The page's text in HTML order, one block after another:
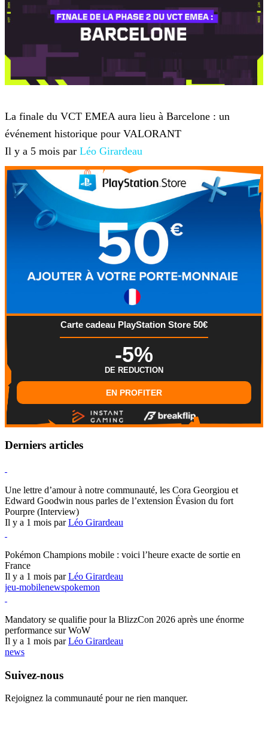
La finale du VCT EMEA aura lieu à Barcelone : un
événement historique pour VALORANT
Il y a 5 mois par Léo Girardeau
Carte cadeau PlayStation Store 50€
-5%
DE REDUCTION
EN PROFITER
Derniers articles
Une lettre d’amour à notre communauté, les Cora Georgiou et
Edward Goodwin nous parles de l’extension Évasion du fort
Pourpre (Interview)
Il y a 1 mois parLéo Girardeau
Pokémon Champions mobile : voici l’heure exacte de sortie en
France
Il y a 1 mois parLéo Girardeau
jeu-mobilenewspokemon
Mandatory se qualifie pour la BlizzCon 2026 après une énorme
performance sur WoW
Il y a 1 mois parLéo Girardeau
news
Suivez-nous
Rejoignez la communauté pour ne rien manquer.